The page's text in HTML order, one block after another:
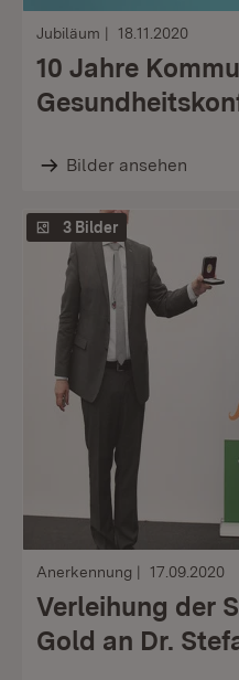
Jubiläum 18.11.2020
10 Jahre
Bilder ansehen
3 Bilder
Anerkennung 17.09.2020
Verleihung der
Gold an Dr.